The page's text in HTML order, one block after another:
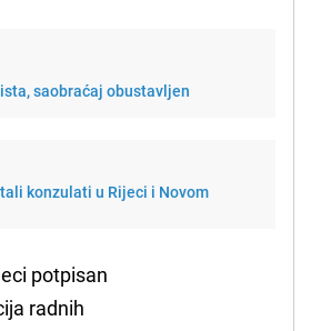
saobraćaj obustavljen
konzulati u Rijeci i Novom
potpisan
radnih